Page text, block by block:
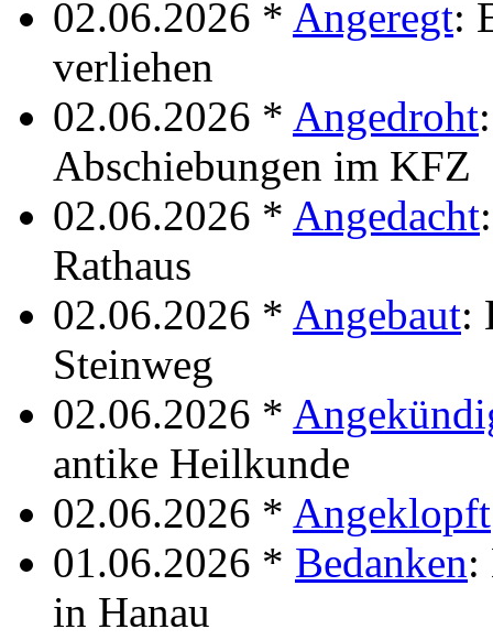
02.06.2026 * Angeregt:
verliehen
02.06.2026 * Angedroht
Abschiebungen im KFZ
02.06.2026 * Angedacht
Rathaus
02.06.2026 * Angebaut:
Steinweg
02.06.2026 *
antike Heilkunde
02.06.2026 * Angeklopft
01.06.2026 * Bedanken:
in Hanau